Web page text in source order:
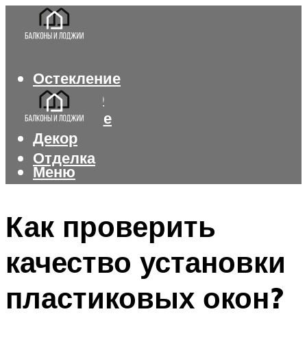
Остекление
Интерьер
Утепление
Декор
Отделка
Меню
Как проверить
качество установки
пластиковых окон?